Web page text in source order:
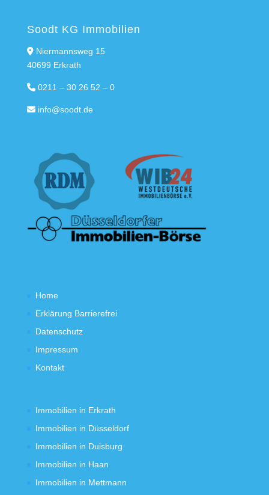
Soodt KG Immobilien
Niermannsweg 15
40699 Erkrath
0211 – 30 26 52 – 0
info@soodt.de
Home
Erklärung Barrierefrei
Datenschutz
Impressum
Kontakt
Immobilien in Erkrath
Immobilien in Düsseldorf
Immobilien in Duisburg
Immobilien in Haan
Immobilien in Mettmann